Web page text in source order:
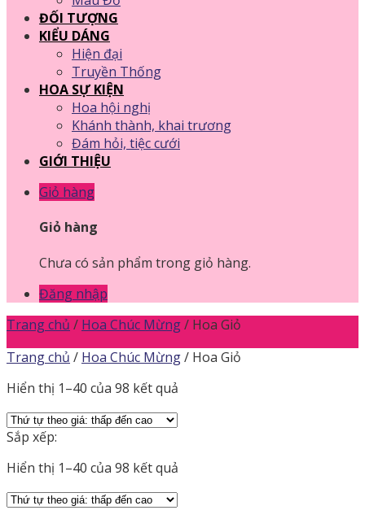
ĐỐI TƯỢNG
KIỂU DÁNG
Hiện đại
Truyền Thống
HOA SỰ KIỆN
Hoa hội nghị
Khánh thành, khai trương
Đám hỏi, tiệc cưới
GIỚI THIỆU
Giỏ hàng
Giỏ hàng
Chưa có sản phẩm trong giỏ hàng.
Đăng nhập
Trang chủ / Hoa Chúc Mừng/ Hoa Giỏ
Trang chủ / Hoa Chúc Mừng/ Hoa Giỏ
Hiển thị 1–40 của 98 kết quả
Sắp xếp:
Hiển thị 1–40 của 98 kết quả